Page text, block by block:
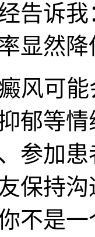
告诉
显然降
风可
郁等
参加
保持
不是